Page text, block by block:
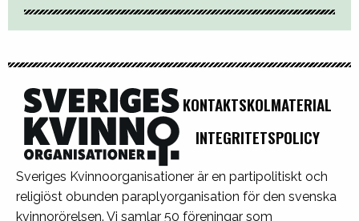
Sveriges Kvinnoorganisationer är en partipolitiskt och
religiöst obunden paraplyorganisation för den svenska
kvinnorörelsen. Vi samlar 50 föreningar som
KONTAKTSKOLMATERIAL
INTEGRITETSPOLICY